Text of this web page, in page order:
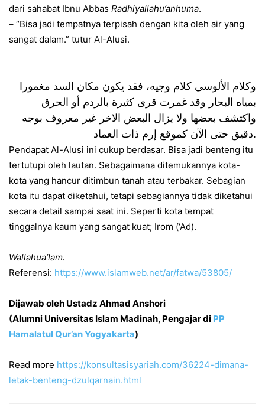
dari sahabat Ibnu Abbas Radhiyallahu’anhuma.
– “Bisa jadi tempatnya terpisah dengan kita oleh air yang
sangat dalam.” tutur Al-Alusi.
وكلام الألوسي كلام وجيه، فقد يكون مكان السد مغمورا
بمياه البحار وقد غمرت قرى كثيرة بالردم أو الحرق
واكتشف بعضها ولا يزال البعض الاخر غير معروف بوجه
دقيق حتى الآن كموقع إرم ذات العماد.
Pendapat Al-Alusi ini cukup berdasar. Bisa jadi benteng itu
tertutupi oleh lautan. Sebagaimana ditemukannya kota-
kota yang hancur ditimbun tanah atau terbakar. Sebagian
kota itu dapat diketahui, tetapi sebagiannya tidak diketahui
secara detail sampai saat ini. Seperti kota tempat
tinggalnya kaum yang sangat kuat; Irom (‘Ad).
Wallahua’lam.
Referensi: https://www.islamweb.net/ar/fatwa/53805/
Dijawab oleh Ustadz Ahmad Anshori
(Alumni Universitas Islam Madinah, Pengajar di PP
Hamalatul Qur’an Yogyakarta)
Read more https://konsultasisyariah.com/36224-dimana-
letak-benteng-dzulqarnain.html